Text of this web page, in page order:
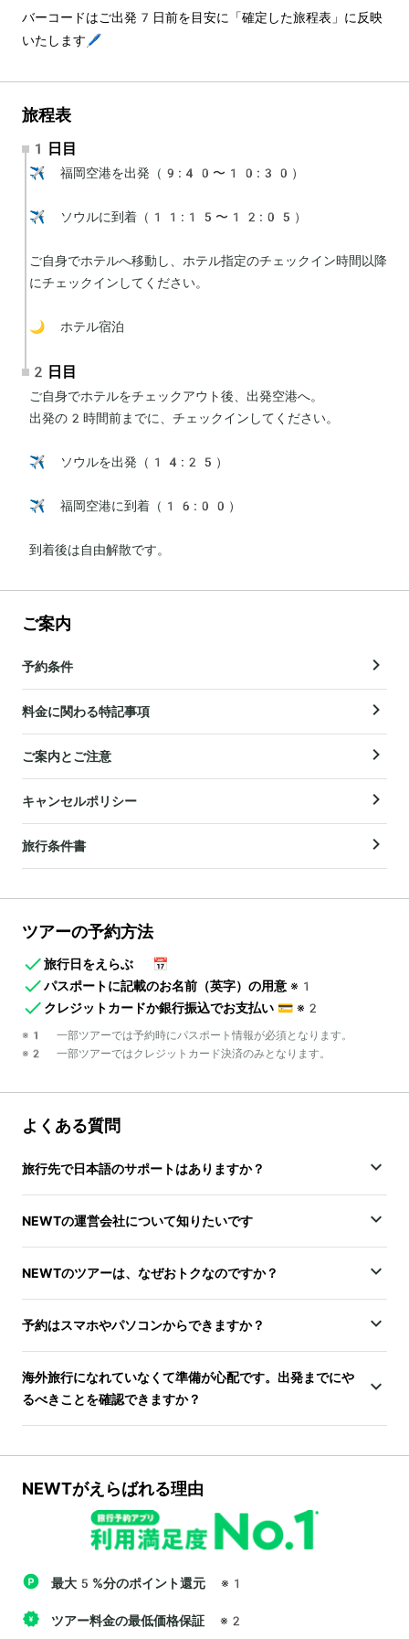
バーコードはご出発7日前を目安に「確定した旅程表」に反映
いたします🖊️
旅程表
1日目
✈️ 福岡空港を出発（9:40〜10:30）
✈️ ソウルに到着（11:15〜12:05）
ご自身でホテルへ移動し、ホテル指定のチェックイン時間以降
にチェックインしてください。
🌙 ホテル宿泊
2日目
ご自身でホテルをチェックアウト後、出発空港へ。
出発の2時間前までに、チェックインしてください。
✈️ ソウルを出発（14:25）
✈️ 福岡空港に到着（16:00）
到着後は自由解散です。
ご案内
予約条件
料金に関わる特記事項
ご案内とご注意
キャンセルポリシー
旅行条件書
ツアーの予約方法
旅行日をえらぶ
📅
パスポートに記載のお名前（英字）の用意 ※1
クレジットカードか銀行振込でお支払い 💳 ※2
※1 一部ツアーでは予約時にパスポート情報が必須となります。
※2 一部ツアーではクレジットカード決済のみとなります。
よくある質問
旅行先で日本語のサポートはありますか？
NEWTの運営会社について知りたいです
NEWTのツアーは、なぜおトクなのですか？
予約はスマホやパソコンからできますか？
海外旅行になれていなくて準備が心配です。出発までにや
るべきことを確認できますか？
NEWTがえらばれる理由
最大5%分のポイント還元 ※1
ツアー料金の最低価格保証 ※2